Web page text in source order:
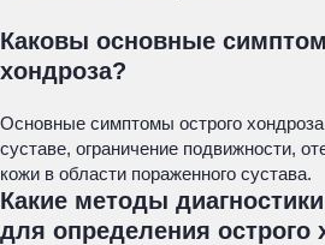
Каковы основные
хондроза?
Основные симптомы острого
суставе, ограничение подвижности,
кожи в области пораженного сустава.
Какие методы
для определения острого